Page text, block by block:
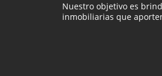
Nuestro objetivo es
inmobiliarias que